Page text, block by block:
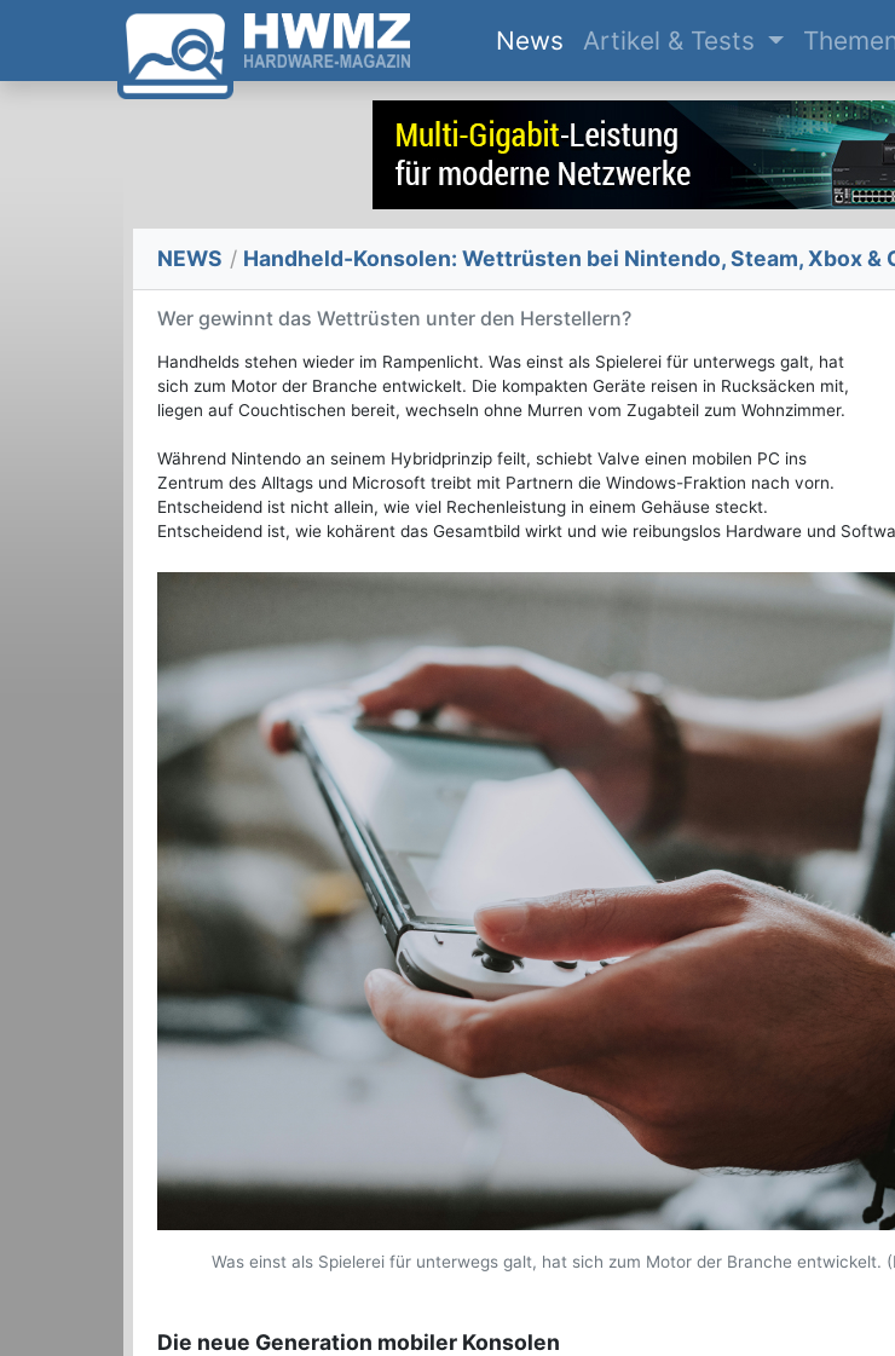
News(current)
Artikel & Tests
NEWS / Handheld-Konsolen: Wettrüsten bei Nintendo, Steam, Xbox &
Wer gewinnt das Wettrüsten unter den Herstellern?
Handhelds stehen wieder im Rampenlicht. Was einst als Spielerei für unterwegs galt, hat
sich zum Motor der Branche entwickelt. Die kompakten Geräte reisen in Rucksäcken mit,
liegen auf Couchtischen bereit, wechseln ohne Murren vom Zugabteil zum Wohnzimmer.
Während Nintendo an seinem Hybridprinzip feilt, schiebt Valve einen mobilen PC ins
Zentrum des Alltags und Microsoft treibt mit Partnern die Windows-Fraktion nach vorn.
Entscheidend ist nicht allein, wie viel Rechenleistung in einem Gehäuse steckt.
Entscheidend ist, wie kohärent das Gesamtbild wirkt und wie reibungslos Hardware und
Was einst als Spielerei für unterwegs galt, hat sich zum Motor der Branche entwickelt.
Die neue Generation mobiler Konsolen